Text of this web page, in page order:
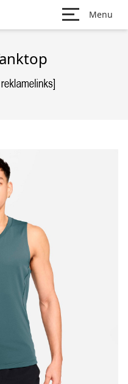
Menu